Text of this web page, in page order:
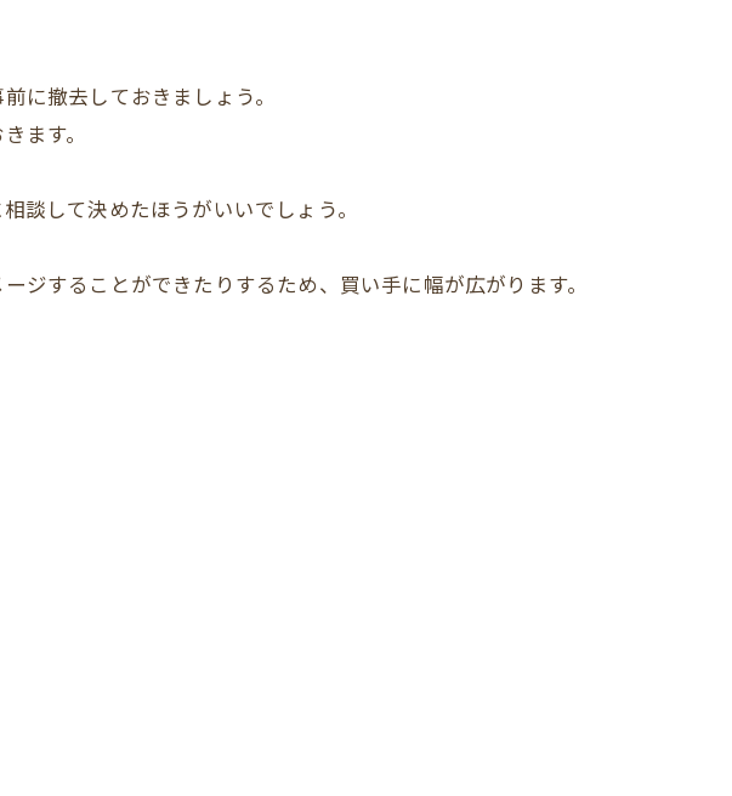
に撤去しておきましょう。
ます。
談して決めたほうがいいでしょう。
することができたりするため、買い手に幅が広がります。